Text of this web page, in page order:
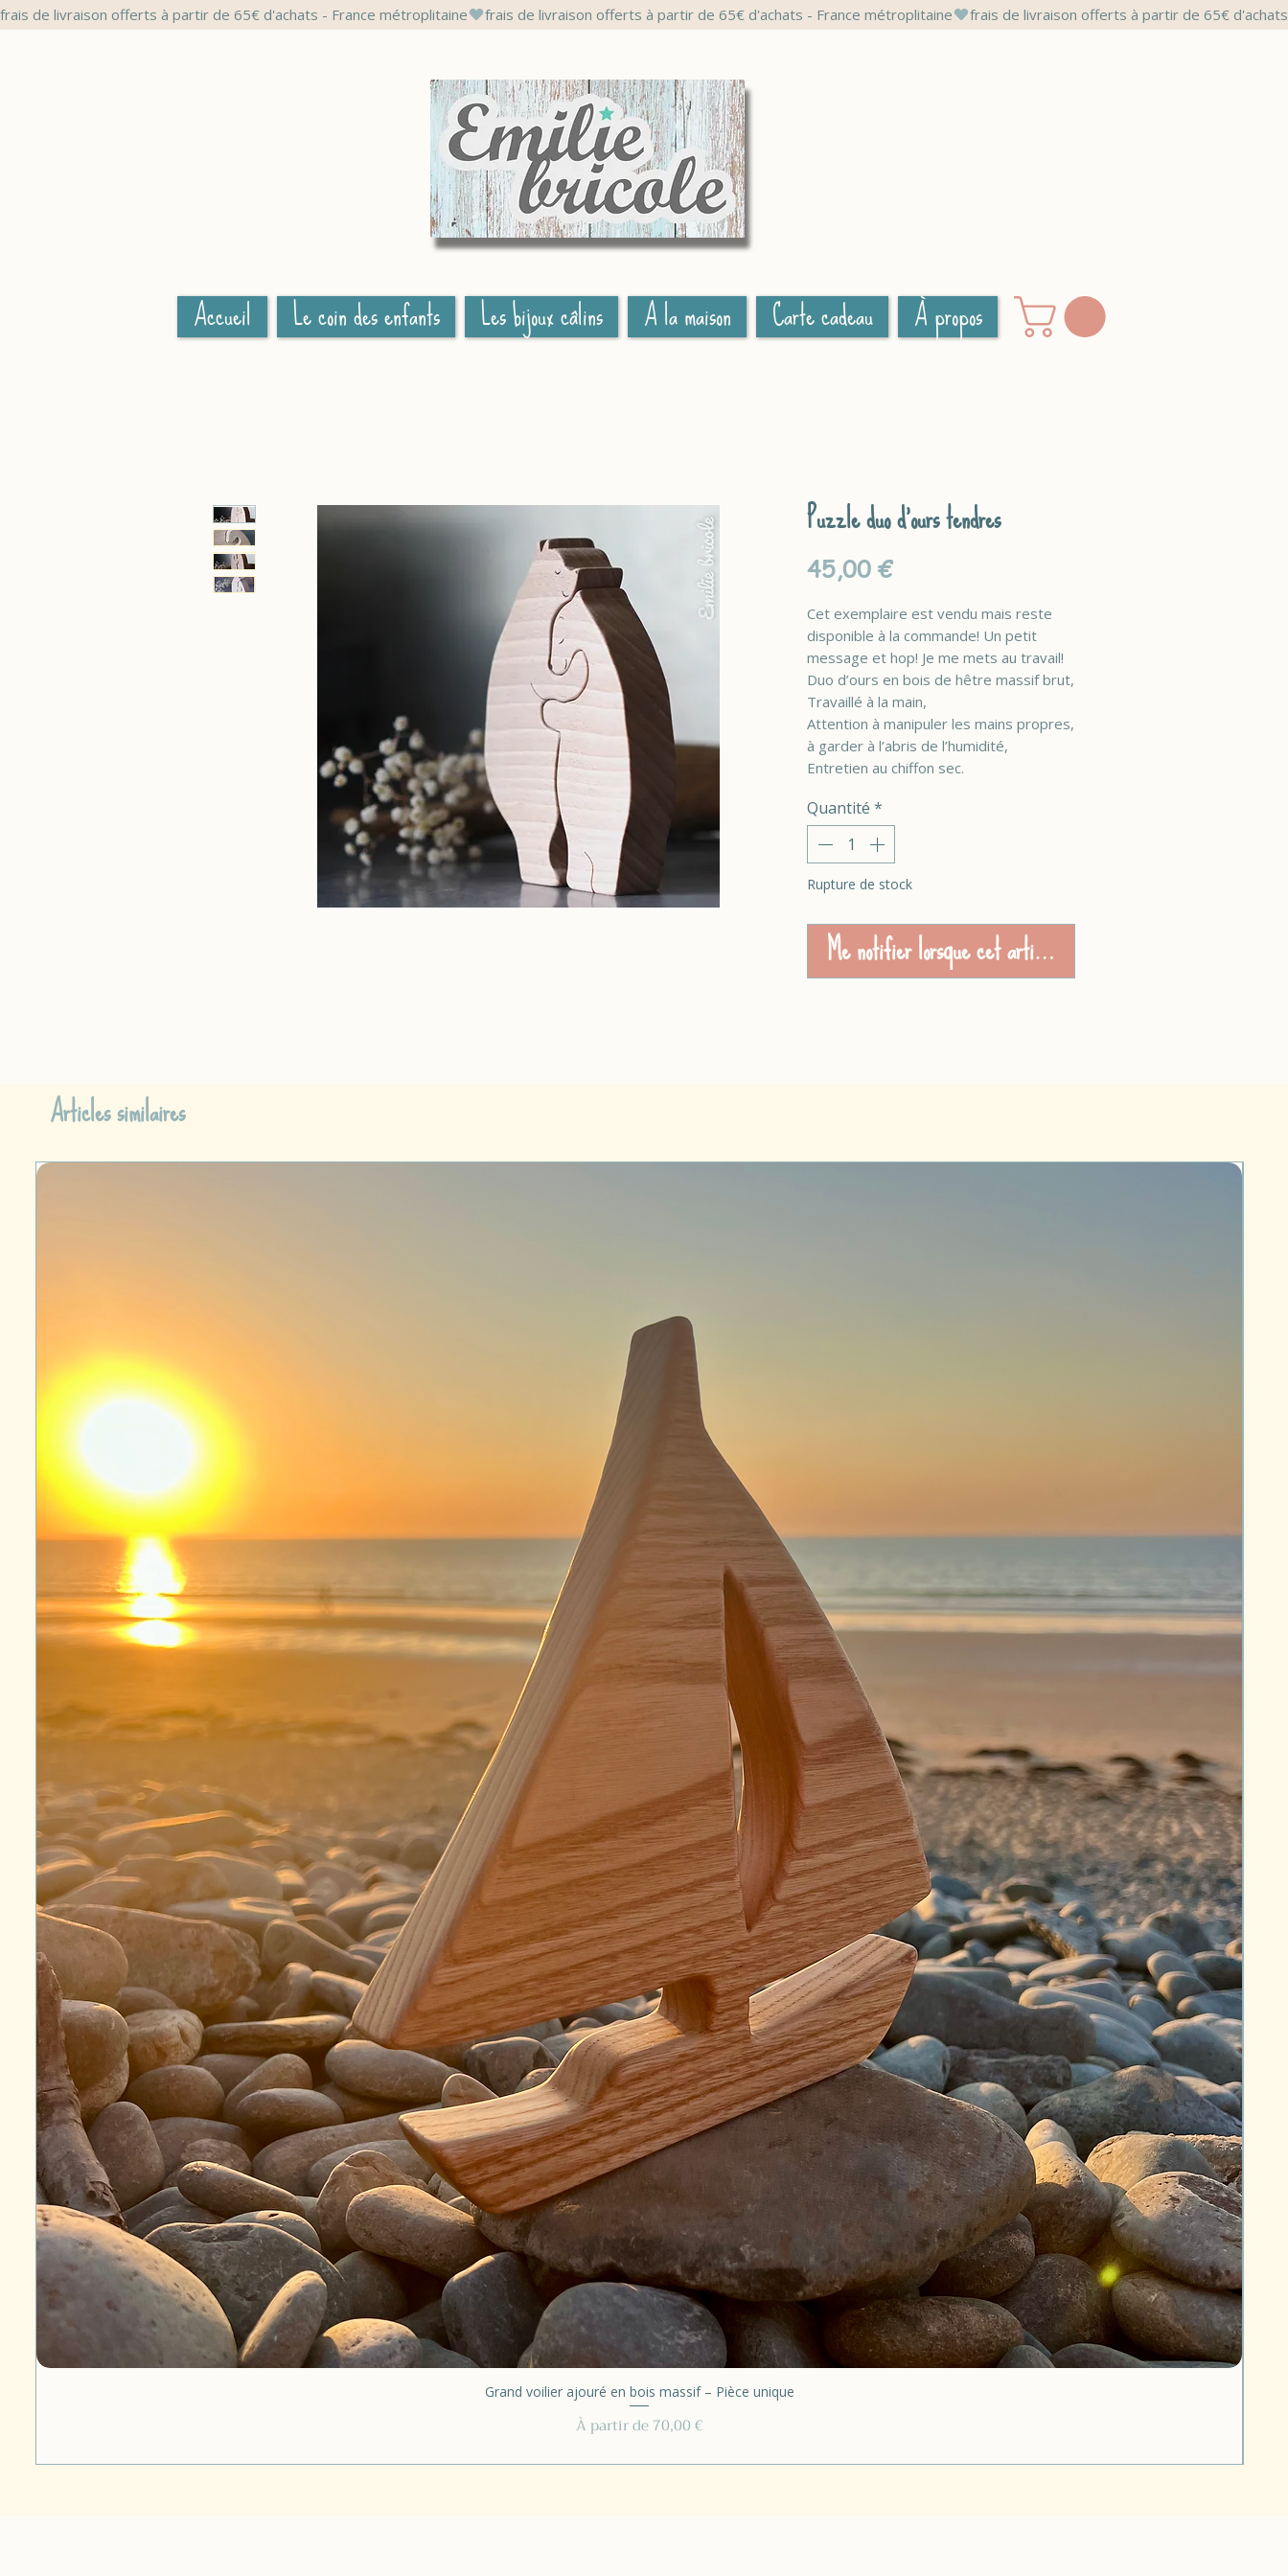
frais de livraison offerts à partir de 65€ d'achats - France métroplitaine
Accueil Le coin des enfants Les bijoux câlins A la maison Carte cadeau À propos
Puzzle duo d’ours tendres
45,00 €Prix
Cet exemplaire est vendu mais reste
disponible à la commande! Un petit
message et hop! Je me mets au travail!
Duo d’ours en bois de hêtre massif brut,
Travaillé à la main,
Attention à manipuler les mains propres,
à garder à l’abris de l’humidité,
Entretien au chiffon sec.
Quantité *
Rupture de stock
Me notifier lorsque cet article est disponible
Articles similaires
Grand voilier ajouré en bois massif – Pièce unique
À partir de70,00 €
Prix promotionnel